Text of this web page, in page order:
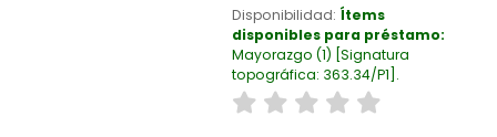
Disponibilidad: Ítems
disponibles para préstamo:
Mayorazgo (1) Signatura
topográfica: 363.34/P1 .